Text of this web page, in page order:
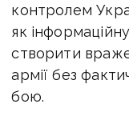
контролем
як
створити
армії без
бою.